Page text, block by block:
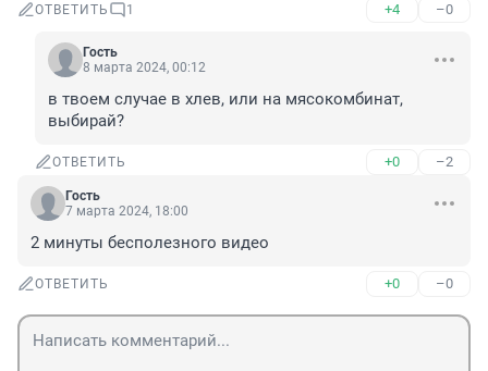
ОТВЕТИТЬ 1 +4 –0
Гость
8 марта 2024, 00:12
в твоем случае в хлев, или на мясокомбинат,
выбирай?
ОТВЕТИТЬ +0 –2
Гость
7 марта 2024, 18:00
2 минуты бесполезного видео
ОТВЕТИТЬ +0 –0